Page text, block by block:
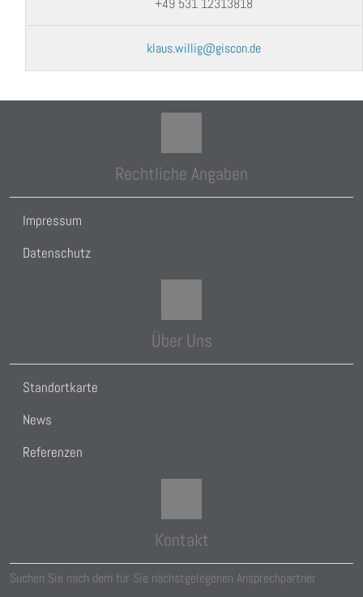
klaus.willig@giscon.de
Rechtliche Angaben
Impressum
Datenschutz
Über Uns
Standortkarte
News
Referenzen
Kontakt
Suchen Sie nach dem für Sie nächstgelegenen Ansprechpartner